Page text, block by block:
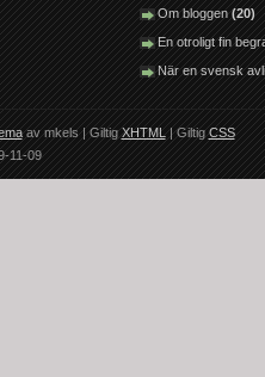
Om bloggen(20)
En otroligt fin
När en svensk
av mkels | GiltigXHTML| GiltigCSS
11-09